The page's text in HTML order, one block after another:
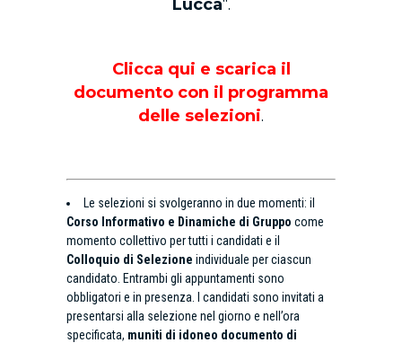
Lucca“.
Clicca qui e scarica il
documento con il programma
delle selezioni.
Le selezioni si svolgeranno in due momenti: il
Corso Informativo e Dinamiche di Gruppo come
momento collettivo per tutti i candidati e il
Colloquio di Selezione individuale per ciascun
candidato. Entrambi gli appuntamenti sono
obbligatori e in presenza. I candidati sono invitati a
presentarsi alla selezione nel giorno e nell’ora
specificata, muniti di idoneo documento di